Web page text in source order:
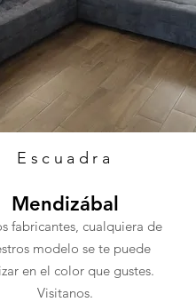
Escuadra
Mendizábal
fabricantes, cualquiera de
modelo se te puede
en el color que gustes.
Visitanos.